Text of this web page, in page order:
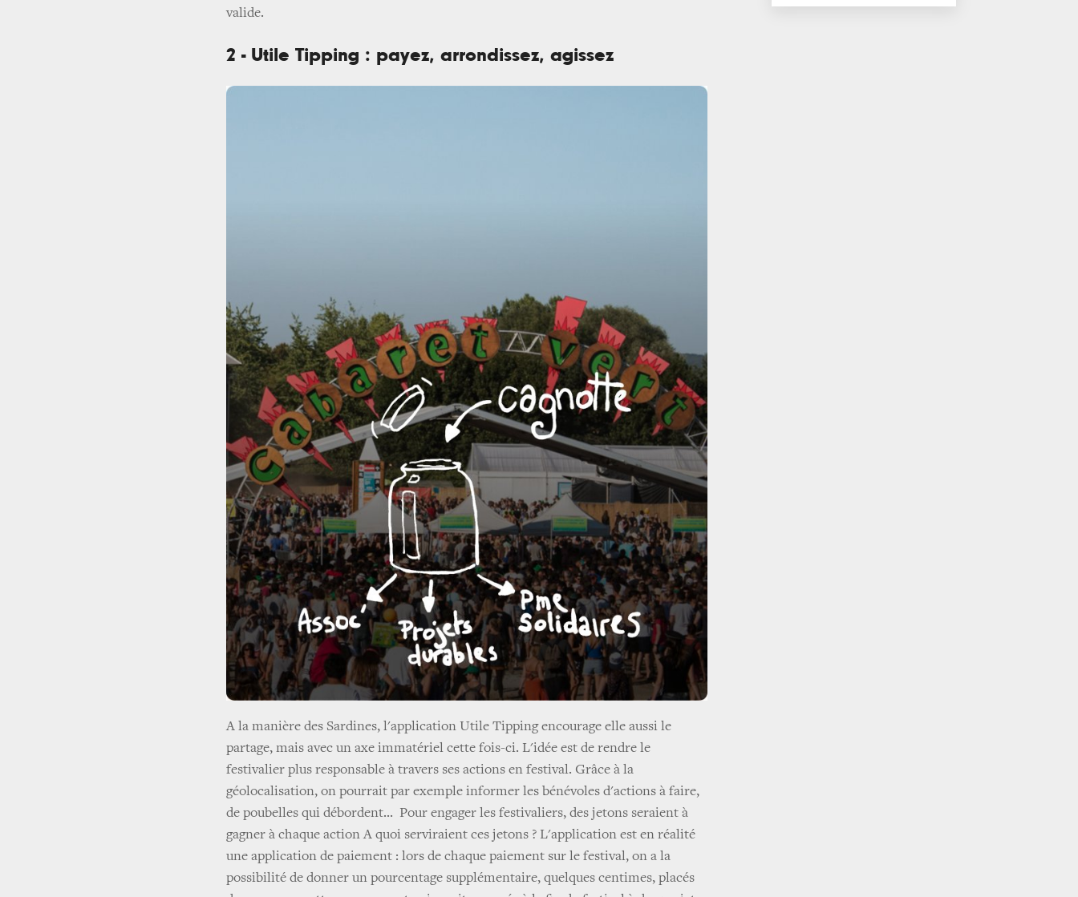
valide.
2 - Utile Tipping : payez, arrondissez, agissez
A la manière des Sardines, l'application Utile Tipping encourage elle aussi le
partage, mais avec un axe immatériel cette fois-ci. L'idée est de rendre le
festivalier plus responsable à travers ses actions en festival. Grâce à la
géolocalisation, on pourrait par exemple informer les bénévoles d'actions à faire,
de poubelles qui débordent... Pour engager les festivaliers, des jetons seraient à
gagner à chaque action A quoi serviraient ces jetons ? L'application est en réalité
une application de paiement : lors de chaque paiement sur le festival, on a la
possibilité de donner un pourcentage supplémentaire, quelques centimes, placés